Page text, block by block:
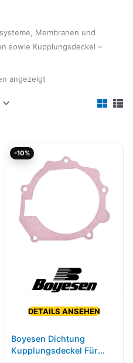
Membranen und
sowie Kupplungsdeckel –
angezeigt
-10%
DETAILS ANSEHEN
Boyesen Dichtung
Kupplungsdeckel Für
Preis
war:
8,00€
Preis
ist:
7,20€.